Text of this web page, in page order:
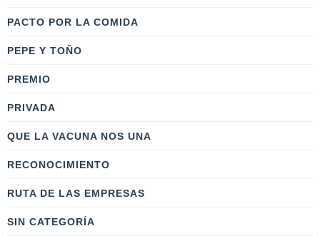
PACTO POR LA COMIDA
PEPE Y TOÑO
PREMIO
PRIVADA
QUE LA VACUNA NOS UNA
RECONOCIMIENTO
RUTA DE LAS EMPRESAS
SIN CATEGORÍA